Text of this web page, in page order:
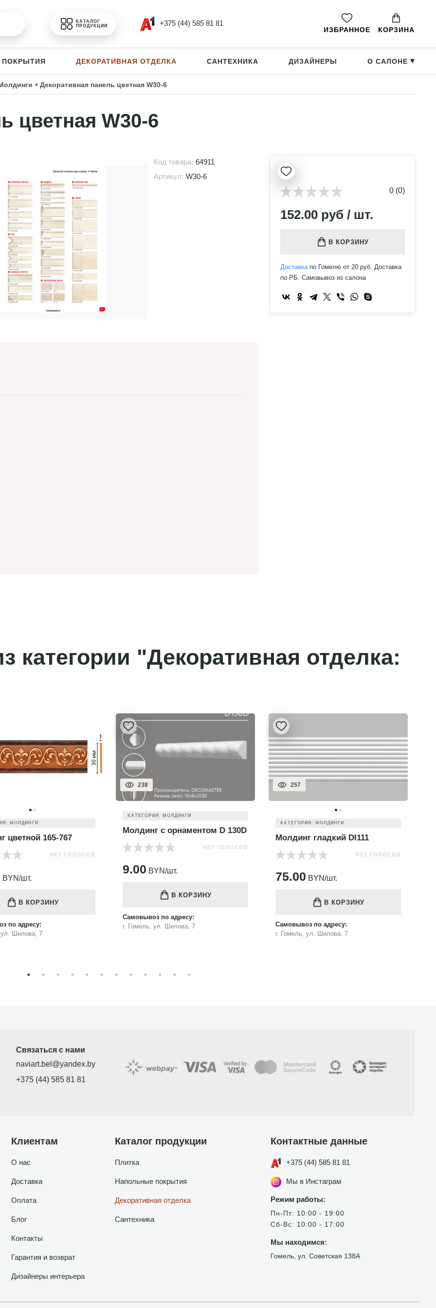
КАТАЛОГ
ПРОДУКЦИИ
+375 (44) 585 81 81
ИЗБРАННОЕ КОРЗИНА
ДЕКОРАТИВНАЯ ОТДЕЛКА САНТЕХНИКА ДИЗАЙНЕРЫ О САЛОНЕ ▸
Декоративная панель цветная W30-6
цветная W30-6
Код товара: 64911
Артикул: W30-6
0 (0)
152.00 руб / шт.
В КОРЗИНУ
Доставкапо Гомелю от 20 руб. Доставка
по РБ. Самовывоз из салона
категории "Декоративная отделка:
шт.
ул. Шилова, 7
257
Молдинг гладкий DI111
75.00
Самовывоз по адресу:
319
КАТЕГОРИЯ: МОЛДИНГИ
Молдинг цветной 170-4
НЕТ ГОЛОСОВ
121.00BYN/шт.
В КОРЗИНУ
Самовывоз по адресу:
г. Гомель, ул. Шилова, 7
Связаться с нами
naviart.bel@yandex.by
+375 (44) 585 81 81
Клиентам
О нас
Доставка
Оплата
Блог
Контакты
Гарантия и возврат
Дизайнеры интерьера
Каталог продукции
Плитка
Напольные покрытия
Декоративная отделка
Сантехника
Контактные данные
+375 (44) 585 81 81
Мы в Инстаграм
Режим работы:
Пн-Пт: 10:00 - 19:00
Сб-Вс: 10:00 - 17:00
Мы находимся:
Гомель, ул. Советская 138А